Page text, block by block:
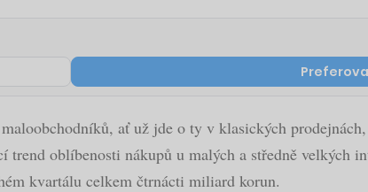
ať už jde o ty v klasických
oblíbenosti nákupů u malých a středně velkých
kvartálu celkem čtrnácti miliard korun.